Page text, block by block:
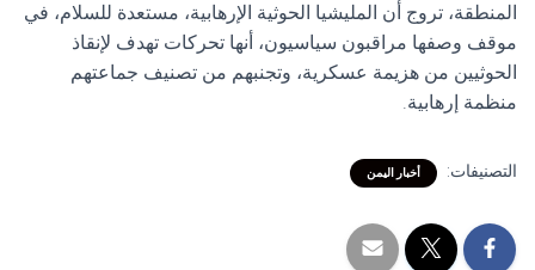
المنطقة، تروج أن المليشيا الحوثية الإرهابية، مستعدة للسلام، في
موقف وصفها مراقبون سياسيون، أنها تحركات تهدف لإنقاذ
الحوثيين من هزيمة عسكرية، وتجنبهم من تصنيف جماعتهم
منظمة إرهابية.
التصنيفات: أخبار اليمن